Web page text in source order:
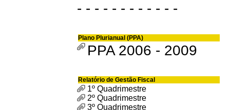
- - - - - - - - - - - -
Plano Plurianual (PPA)
PPA 2006 - 2009
Relatório de Gestão Fiscal
1º Quadrimestre
2º Quadrimestre
3º Quadrimestre